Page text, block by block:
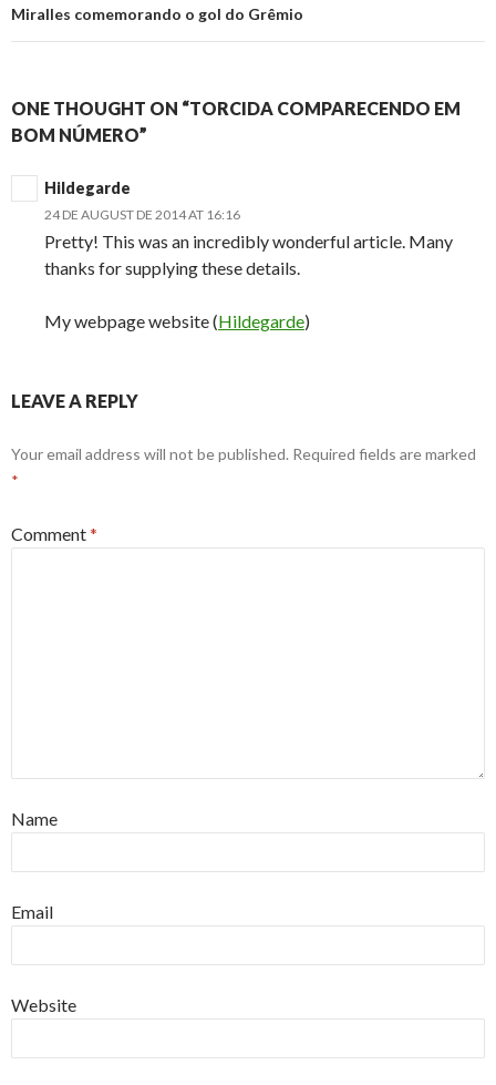
Miralles comemorando o gol do Grêmio
ONE THOUGHT ON “TORCIDA COMPARECENDO EM
BOM NÚMERO”
Hildegarde
24 DE AUGUST DE 2014 AT 16:16
Pretty! This was an incredibly wonderful article. Many
thanks for supplying these details.
My webpage website (Hildegarde)
LEAVE A REPLY
Your email address will not be published. Required fields are marked
*
Comment*
Name
Email
Website